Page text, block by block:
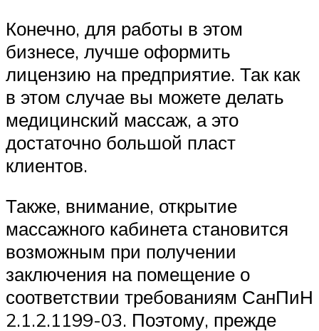
Конечно, для работы в этом
бизнесе, лучше оформить
лицензию на предприятие. Так как
в этом случае вы можете делать
медицинский массаж, а это
достаточно большой пласт
клиентов.
Также, внимание, открытие
массажного кабинета становится
возможным при получении
заключения на помещение о
соответствии требованиям СанПиН
2.1.2.1199-03. Поэтому, прежде